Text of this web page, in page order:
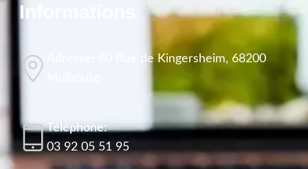
Informations
60 Rue de Kingersheim, 68200
Téléphone:
03 92 05 51 95